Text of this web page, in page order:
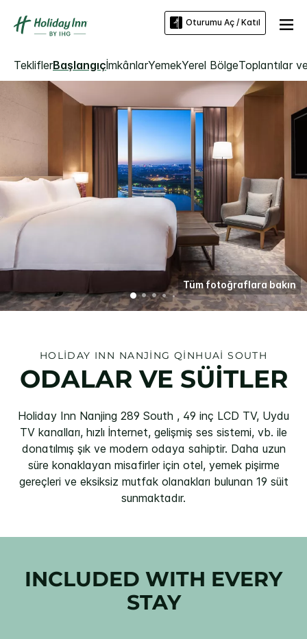
Oturumu Aç / Katıl
TekliflerBaşlangıçİmkânlarYemekYerel BölgeToplantılar
Tüm fotoğraflara bakın
HOLIDAY INN NANJING QINHUAI SOUTH
ODALAR VE SÜİTLER
Holiday Inn Nanjing 289 South , 49 inç LCD TV, Uydu
TV kanalları, hızlı İnternet, gelişmiş ses sistemi, vb. ile
donatılmış şık ve modern odaya sahiptir. Daha uzun
süre konaklayan misafirler için otel, yemek pişirme
gereçleri ve eksiksiz mutfak olanakları bulunan 19 süit
sunmaktadır.
INCLUDED WITH EVERY
STAY